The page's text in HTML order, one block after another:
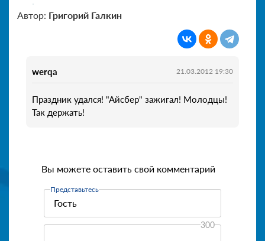
Автор: Григорий Галкин
werqa 21.03.2012 19:30
Праздник удался! "Айсбер" зажигал! Молодцы!
Так держать!
Вы можете оставить свой комментарий
Представьтесь
300